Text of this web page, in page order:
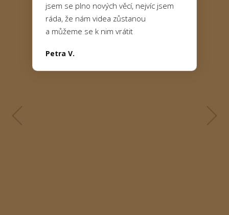
jsem se plno nových věcí, nejvíc jsem
ráda, že nám videa zůstanou
a můžeme se k nim vrátit
Petra V.
Barča K.